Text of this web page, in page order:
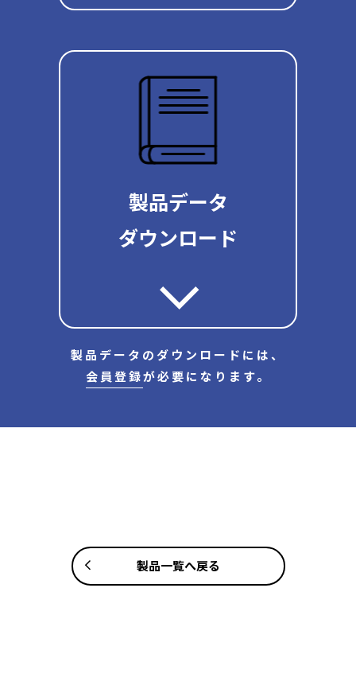
製品データ
ダウンロード
製品データのダウンロードには、
会員登録が必要になります。
製品一覧へ戻る